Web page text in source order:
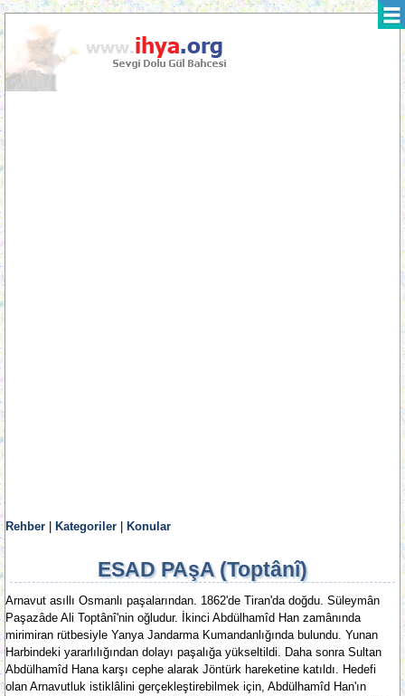
Rehber Kategoriler Konular
ESAD PAşA (Toptânî)
Arnavut asıllı Osmanlı paşalarından. 1862'de Tiran'da doğdu. Süleymân
Paşazâde Ali Toptânî'nin oğludur. İkinci Abdülhamîd Han zamânında
mirimiran rütbesiyle Yanya Jandarma Kumandanlığında bulundu. Yunan
Harbindeki yararlılığından dolayı paşalığa yükseltildi. Daha sonra Sultan
Abdülhamîd Hana karşı cephe alarak Jöntürk hareketine katıldı. Hedefi
olan Arnavutluk istiklâlini gerçekleştirebilmek için, Abdülhamîd Han'ın